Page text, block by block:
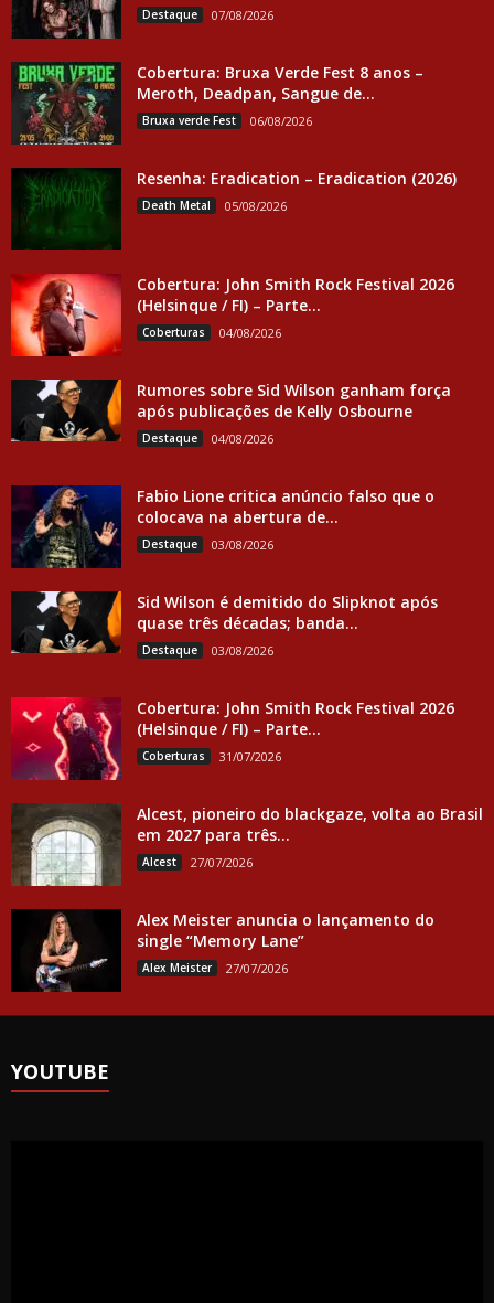
Destaque 07/08/2026
Cobertura: Bruxa Verde Fest 8 anos –
Meroth, Deadpan, Sangue de...
Bruxa verde Fest 06/08/2026
Resenha: Eradication – Eradication (2026)
Death Metal 05/08/2026
Cobertura: John Smith Rock Festival 2026
(Helsinque / FI) – Parte...
Coberturas 04/08/2026
Rumores sobre Sid Wilson ganham força
após publicações de Kelly Osbourne
Destaque 04/08/2026
Fabio Lione critica anúncio falso que o
colocava na abertura de...
Destaque 03/08/2026
Sid Wilson é demitido do Slipknot após
quase três décadas; banda...
Destaque 03/08/2026
Cobertura: John Smith Rock Festival 2026
(Helsinque / FI) – Parte...
Coberturas 31/07/2026
Alcest, pioneiro do blackgaze, volta ao Brasil
em 2027 para três...
Alcest 27/07/2026
Alex Meister anuncia o lançamento do
single “Memory Lane”
Alex Meister 27/07/2026
YOUTUBE